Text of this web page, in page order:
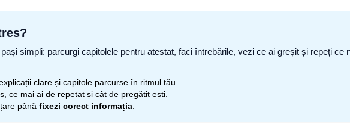
simpli: parcurgi capitolele pentru atestat, faci întrebările, vezi ce ai greșit și repeți
explicații clare și capitole parcurse în ritmul tău.
ce mai ai de repetat și cât de pregătit ești.
până fixezi corect informația